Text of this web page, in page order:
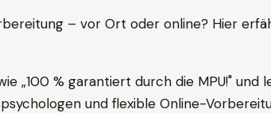
– vor Ort oder online? Hier
„100 % garantiert durch die MPU!" und
und flexible Online-